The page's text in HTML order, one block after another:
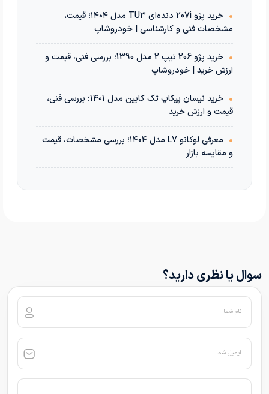
•
خرید پژو 207i دنده‌ای TU3 مدل ۱۴۰۴؛ قیمت،
مشخصات فنی و کارشناسی | خودروشاپ
•
خرید پژو 206 تیپ 2 مدل 1390؛ بررسی فنی، قیمت و
ارزش خرید | خودروشاپ
•
خرید نیسان پیکاپ تک کابین مدل ۱۴۰۱؛ بررسی فنی،
قیمت و ارزش خرید
•
معرفی لوکانو L7 مدل ۱۴۰۴؛ بررسی مشخصات، قیمت
و مقایسه بازار
سوال یا نظری دارید؟
نام شما
ایمیل شما